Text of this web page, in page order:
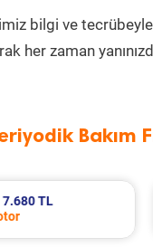
bilgi ve
her zaman
Bakım
Bakım 10.994 TL